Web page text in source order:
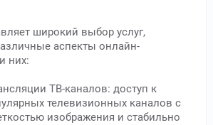
широкий выбор услуг,
аспекты онлайн-
них:
ТВ-каналов: доступ к
телевизионных каналов с
изображения и стабильно